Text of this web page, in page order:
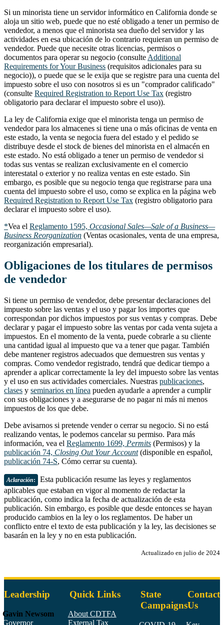
Si un minorista tiene un servidor informático en California donde se
aloja un sitio web, puede que no esté obligado a tener un permiso de
vendedor, a menos que el minorista sea dueño del servidor y las
actividades en esa ubicación de lo contrario requieran un permiso de
vendedor. Puede que necesite otras licencias, permisos o
documentos para operar su negocio (consulte Additional
Requirements for Your Business (requisitos adicionales para su
negocio)), o puede que se le exija que se registre para una cuenta del
impuesto sobre el uso con nosotros si es un "comprador calificado"
(consulte Required Registration to Report Use Tax (registro
obligatorio para declarar el impuesto sobre el uso)).
La ley de California exige que el minorista tenga un permiso de
vendedor para los almacenes si tiene una o más oficinas de venta en
este estado, la venta se negocia fuera del estado y el pedido se
distribuye desde el stock de bienes del minorista en el almacén en
este estado. No está obligado a tener un permiso de vendedor si
todas sus ventas se realizan exclusivamente en el comercio
interestatal o exterior y no realiza ventas en este estado. Sin
embargo, es posible que su negocio tenga que registrarse para una
cuenta del impuesto sobre el uso, como se explica en la página web
Required Registration to Report Use Tax (registro obligatorio para
declarar el impuesto sobre el uso).
*Vea el Reglamento 1595, Occasional Sales—Sale of a Business—
Business Reorganization (Ventas ocasionales, venta de una empresa,
reorganización empresarial).
Obligaciones de los titulares de permisos
de vendedor
Si tiene un permiso de vendedor, debe presentar declaraciones del
impuesto sobre las ventas y el uso y pagar los importes que
correspondan por dichos impuestos por sus ventas y compras. Debe
declarar y pagar el impuesto sobre las ventas por cada venta sujeta a
impuestos. En el momento de la venta, puede cobrarle a su cliente
una cantidad igual al impuesto que va a tener que pagar. También
debe mantener registros adecuados que demuestren sus ventas y
compras. Como vendedor registrado, tendrá que dedicar tiempo a
aprender a aplicar correctamente la ley del impuesto sobre las ventas
y el uso en sus actividades comerciales. Nuestras publicaciones,
clases y seminarios en línea pueden ayudarle a aprender a cumplir
con sus obligaciones y a asegurarse de no pagar ni más ni menos
impuestos de los que debe.
Debe avisarnos si pretende vender o cerrar su negocio. Si no está
realizando ventas, le podemos cancelar su permiso. Para más
información, vea el Reglamento 1699, Permits (Permisos) y la
publicación 74, Closing Out Your Account(disponible en español,
publicación 74-S, Cómo cerrar su cuenta).
Aclaración:
Esta publicación resume las leyes y reglamentos
aplicables que estaban en vigor al momento de redactar la
publicación, como indica la fecha de actualización de esta
publicación. Sin embargo, es posible que desde entonces se hayan
producido cambios en la ley o los reglamentos. De haber un
conflicto entre el texto de esta publicación y la ley, las decisiones se
basarán en la ley y no en esta publicación.
Actualizado en julio de 2024
Leadership
Gavin Newsom
Governor
Quick Links
About CDTFA
External Tax
State
Campaigns
Contact
Us